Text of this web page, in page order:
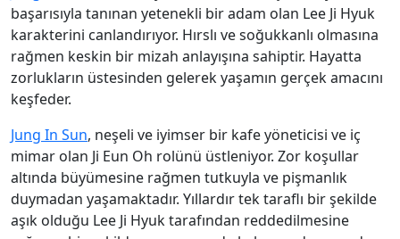
başarısıyla tanınan yetenekli bir adam olan Lee Ji Hyuk
karakterini canlandırıyor. Hırslı ve soğukkanlı olmasına
rağmen keskin bir mizah anlayışına sahiptir. Hayatta
zorlukların üstesinden gelerek yaşamın gerçek amacını
keşfeder.
Jung In Sun, neşeli ve iyimser bir kafe yöneticisi ve iç
mimar olan Ji Eun Oh rolünü üstleniyor. Zor koşullar
altında büyümesine rağmen tutkuyla ve pişmanlık
duymadan yaşamaktadır. Yıllardır tek taraflı bir şekilde
aşık olduğu Lee Ji Hyuk tarafından reddedilmesine